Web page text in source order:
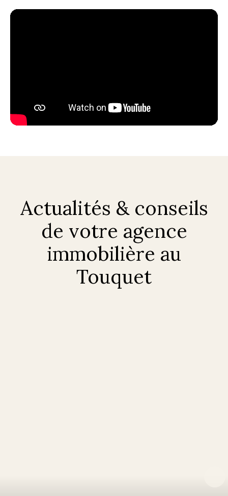
Actualités & conseils
de votre agence
immobilière au
Touquet